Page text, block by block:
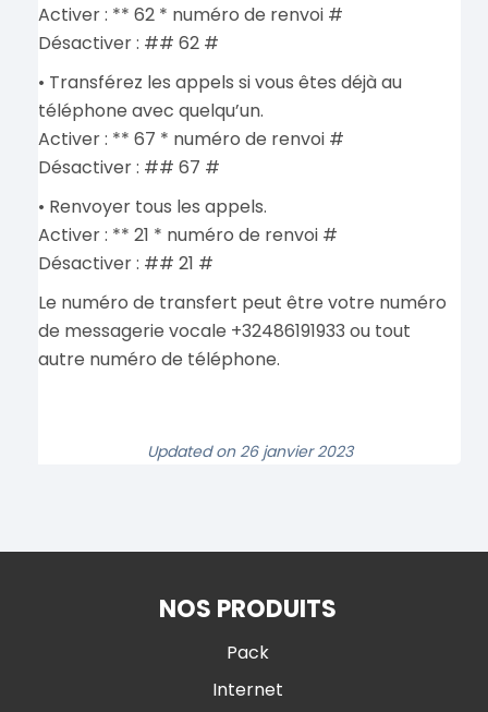
Activer : ** 62 * numéro de renvoi #
Désactiver : ## 62 #
• Transférez les appels si vous êtes déjà au
téléphone avec quelqu’un.
Activer : ** 67 * numéro de renvoi #
Désactiver : ## 67 #
• Renvoyer tous les appels.
Activer : ** 21 * numéro de renvoi #
Désactiver : ## 21 #
Le numéro de transfert peut être votre numéro
de messagerie vocale +32486191933 ou tout
autre numéro de téléphone.
Updated on 26 janvier 2023
NOS PRODUITS
Pack
Internet